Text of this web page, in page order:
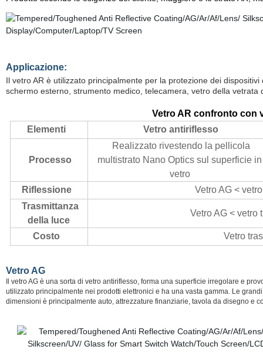
Applicazione:
Il vetro AR è utilizzato principalmente per la protezione dei
schermo esterno, strumento medico, telecamera, vetro della
Vetro AR confronto con
Elementi
Vetro antiriflesso
Processo
Realizzato rivestendo la pellicola
multistrato Nano Optics sul superficie in
vetro
Riflessione
Vetro AG <
Trasmittanza
della luce
Vetro AG <
Costo Vetro
Vetro AG
Il vetro AG è una sorta di vetro antiriflesso, forma una superficie irregolare e
utilizzato principalmente nei prodotti elettronici e ha una vasta gamma. Le
dimensioni è principalmente auto, attrezzature finanziarie, tavola da disegno e